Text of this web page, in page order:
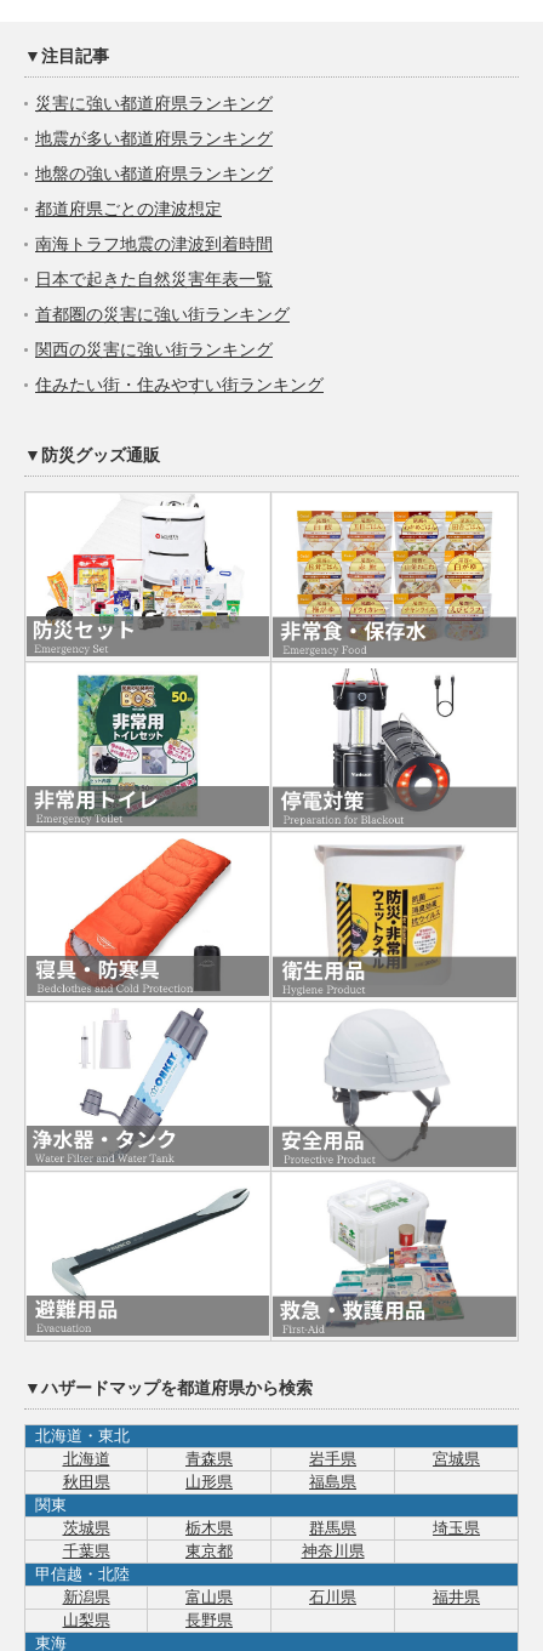
▼注目記事
災害に強い都道府県ランキング
地震が多い都道府県ランキング
地盤の強い都道府県ランキング
都道府県ごとの津波想定
南海トラフ地震の津波到着時間
日本で起きた自然災害年表一覧
首都圏の災害に強い街ランキング
関西の災害に強い街ランキング
住みたい街・住みやすい街ランキング
▼防災グッズ通販
▼ハザードマップを都道府県から検索
北海道・東北
北海道
青森県 岩手県
宮城県
秋田県
山形県
福島県
関東
茨城県
栃木県 群馬県
埼玉県
千葉県
東京都
神奈川県
甲信越・北陸
新潟県
富山県 石川県
福井県
山梨県
長野県
東海